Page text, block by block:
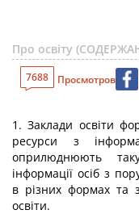
Про освіту
7688 Просмотров
1. Заклади освіти
ресурси з
оприлюднюють
інформації осіб з
в різних формах та
освіти.